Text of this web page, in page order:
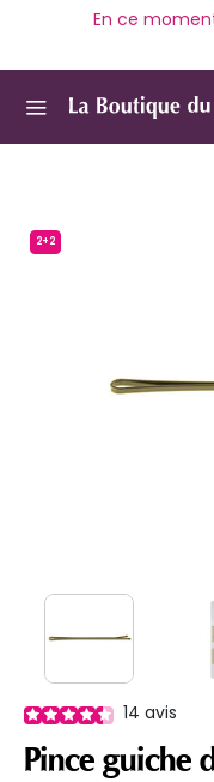
En ce
2+2
14 avis
Pince guiche